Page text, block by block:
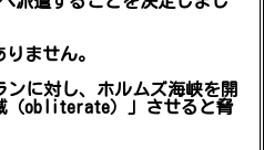
ません。
に対し、ホルムズ海峡を開
（obliterate）」させると脅